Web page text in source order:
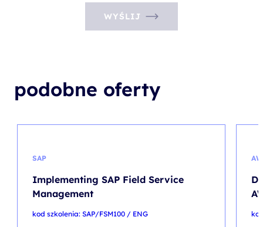
WYŚLIJ
podobne oferty
SAP
Implementing SAP Field Service
Management
kod szkolenia: SAP/FSM100 / ENG